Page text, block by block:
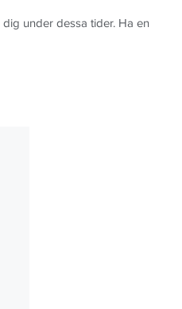
under dessa tider. Ha en